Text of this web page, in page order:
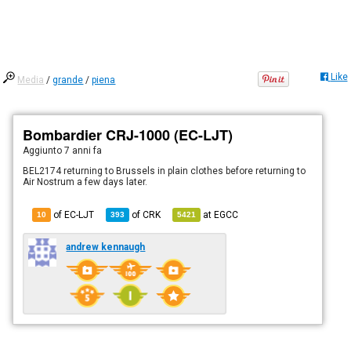
Media /grande /piena Like
Bombardier CRJ-1000 (EC-LJT)
Aggiunto7 anni fa
BEL2174 returning to Brussels in plain clothes before returning to
Air Nostrum a few days later.
10 of EC-LJT 393 ofCRK 5421 atEGCC
andrew kennaugh